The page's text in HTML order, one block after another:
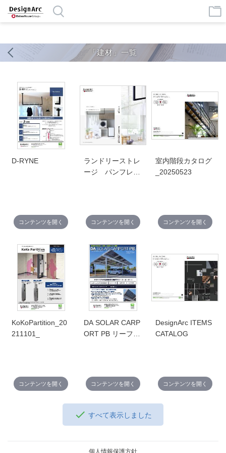
google-site-verification=MlSeAnP1h7pmVgVVF4eWAFe0JpyKeJibhWR
XTIBcdUs
「建材」一覧
D-RYNE
コンテンツを開く
ランドリーストレ
ージ パンフレッ
コンテンツを開く
室内階段カタログ
_20250523
コンテンツを開く
KoKoPartition_20
211101_
コンテンツを開く
DA SOLAR CARP
ORT PB リーフレ
コンテンツを開く
DesignArc ITEMS
CATALOG
コンテンツを開く
すべて表示しました
個人情報保護方針